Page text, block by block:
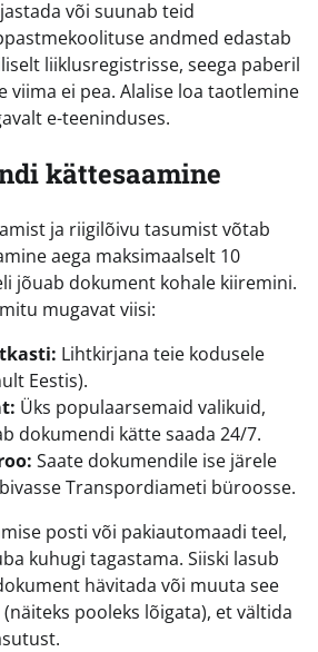
või suunab teid
andmed edastab
liiklusregistrisse, seega paberil
ei pea. Alalise loa taotlemine
e-teeninduses.
kättesaamine
ja riigilõivu tasumist võtab
aega maksimaalselt 10
jõuab dokument kohale kiiremini.
mugavat viisi:
Lihtkirjana teie kodusele
Eestis).
Üks populaarsemaid valikuid,
dokumendi kätte saada 24/7.
Saate dokumendile ise järele
Transpordiameti büroosse.
posti või pakiautomaadi teel,
kuhugi tagastama. Siiski lasub
hävitada või muuta see
pooleks lõigata), et vältida